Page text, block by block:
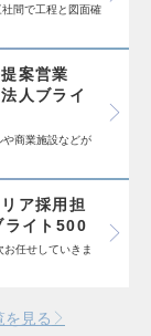
間で工程と図面確
案営業
人ブライ
や商業施設などが
ア採用担
ライト500
任せしていきま
を見る